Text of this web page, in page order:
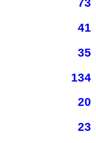
73
41
35
134
20
23